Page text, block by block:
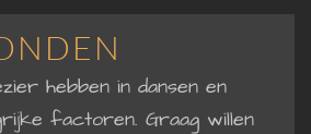
hebben in dansen en
factoren. Graag willen